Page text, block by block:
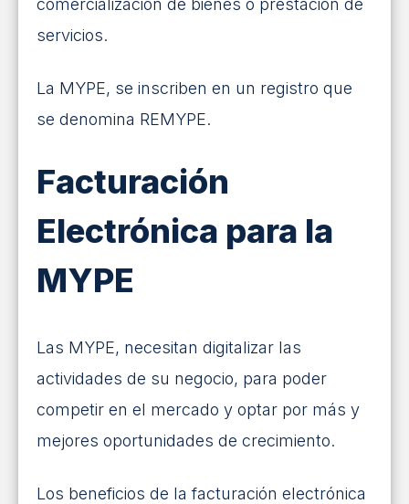
comercialización de bienes o prestación de
servicios.
La MYPE, se inscriben en un registro que
se denomina REMYPE.
Facturación
Electrónica para la
MYPE
Las MYPE, necesitan digitalizar las
actividades de su negocio, para poder
competir en el mercado y optar por más y
mejores oportunidades de crecimiento.
Los beneficios de la facturación electrónica